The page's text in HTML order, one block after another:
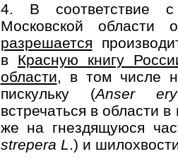
4. В соответствие с
Московской
разрешается
в Красную книгу
области, в том числе
пискульку (Anser
встречаться в области
же на гнездящуюся
strepera L.) и